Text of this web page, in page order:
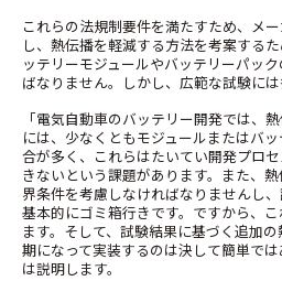
これらの法規制要件を満たすため、メ
し、熱伝播を軽減する方法を考案する
ッテリーモジュールやバッテリーパッ
ばなりません。しかし、広範な試験には
「電気自動車のバッテリー開発では、
には、少なくともモジュールまたはバ
合が多く、これらはたいてい開発プロ
きないという課題があります。また、
界条件を考慮しなければなりませんし
基本的にゴミ箱行きです。ですから、
ます。そして、試験結果に基づく追加
期になって実装するのは決して簡単で
は説明します。